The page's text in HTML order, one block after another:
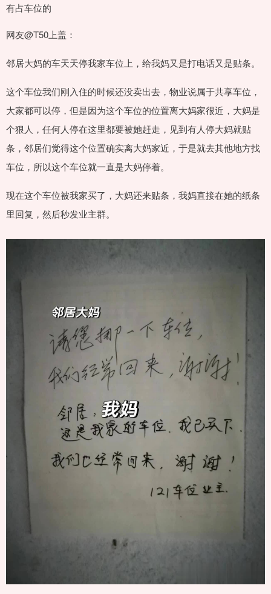
有占车位的
网友@T50上盖：
邻居大妈的车天天停我家车位上，给我妈又是打电话又是贴条。
这个车位我们刚入住的时候还没卖出去，物业说属于共享车位，
大家都可以停，但是因为这个车位的位置离大妈家很近，大妈是
个狠人，任何人停在这里都要被她赶走，见到有人停大妈就贴
条，邻居们觉得这个位置确实离大妈家近，于是就去其他地方找
车位，所以这个车位就一直是大妈停着。
现在这个车位被我家买了，大妈还来贴条，我妈直接在她的纸条
里回复，然后秒发业主群。